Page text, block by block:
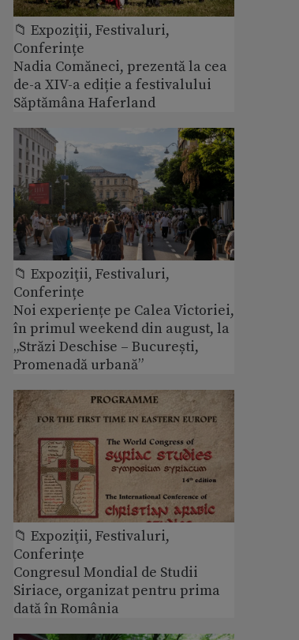
📁 Expoziţii, Festivaluri,
Conferințe
Nadia Comăneci, prezentă la cea
de-a XIV-a ediție a festivalului
Săptămâna Haferland
📁 Expoziţii, Festivaluri,
Conferințe
Noi experiențe pe Calea Victoriei,
în primul weekend din august, la
„Străzi Deschise – București,
Promenadă urbană”
📁 Expoziţii, Festivaluri,
Conferințe
Congresul Mondial de Studii
Siriace, organizat pentru prima
dată în România